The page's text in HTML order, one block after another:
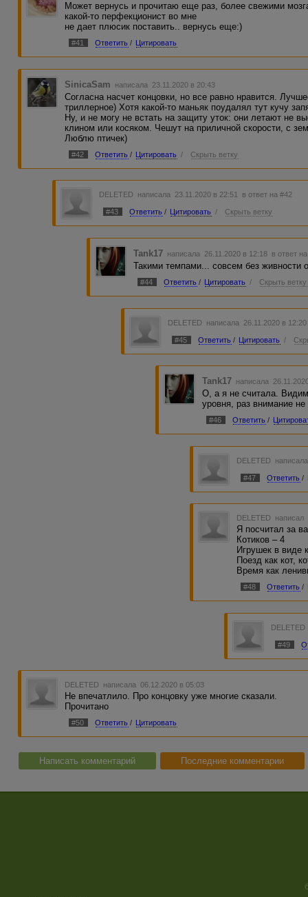
Может вернусь и прочитаю еще раз, более свежими
какой-то перфекционист во мне
не дает плюсик поставить.. вернусь еще:)
#41 Ответить / Цитировать
SinicaSam написала 23.11.2020 в 20:43
Согласна насчет концовки, но все равно нравится.
триллерное) Хотя какой-то маньяк поудалял тут кучу
Ну, и не могу не встать на защиту уток: они летают не
клином или косяком. Чешут на приличной скорости, с
Люблю птичек)
#42 Ответить / Цитировать / Скрыть ветку
DELETED написала 23.11.2020 в 22:51 в ответ на #42
#43 Ответить / Цитировать / Скрыть ветку
Tank17 написала 26.11.2020 в 12:18 в ответ
Такими темпами... совсем без живности
#44 Ответить / Цитировать / Скрыть ветку
DELETED написала 26.11.2020 в
#45 Ответить / Цитировать /
Tank17 написала
О, а я не считала.
уровня, раз внимание
#46 Ответить /
DELETED
#47 Ответить /
DELETED написал
Я посчитал за
Котиков – 4
Игрушек в виде
Поезд как кот,
Время как
#48 Ответить /
DELETED
#49
DELETED написала 06.12.2020 в 05:03
Не впечатлило. Про концовку уже многие сказали.
Прочитано
#50 Ответить / Цитировать
Написать комментарий Последние комментарии